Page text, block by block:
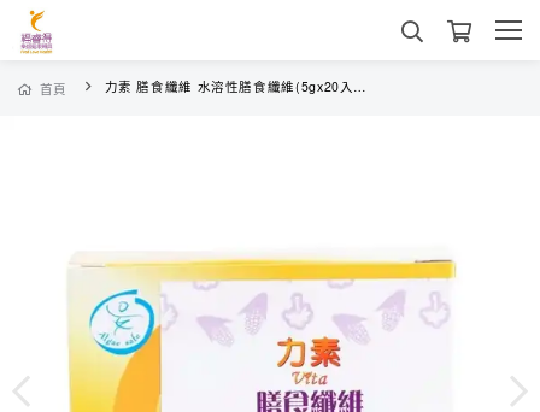
首頁 力素 膳食纖維 水溶性膳食纖維(5gx20入/盒) 隨身包